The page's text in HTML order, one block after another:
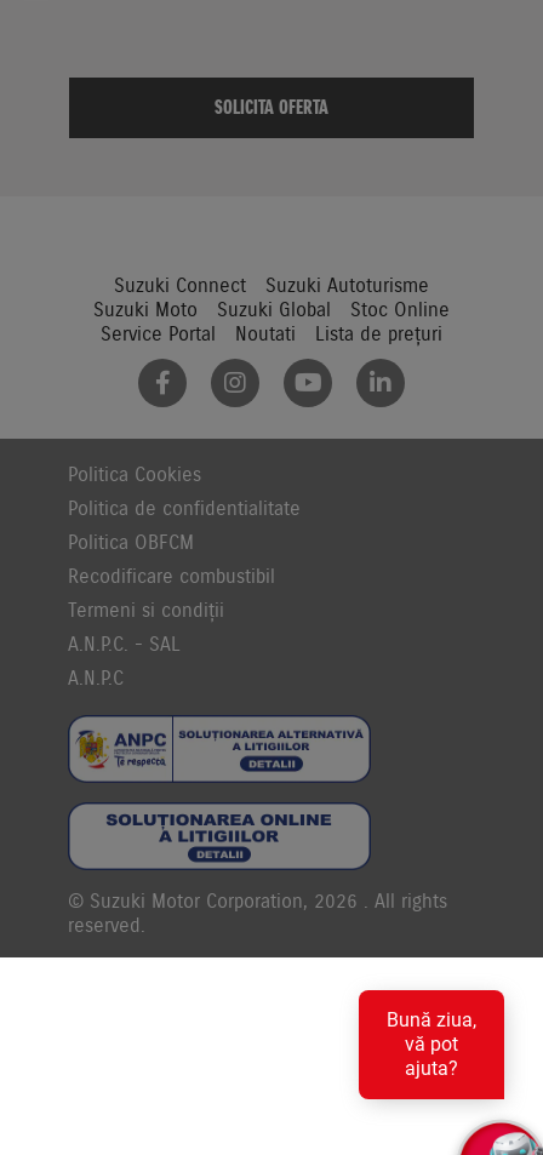
Suzuki Connect
Suzuki Autoturisme
Suzuki Moto
Suzuki Global
Stoc Online
Service Portal
Noutati Lista de prețuri
Politica Cookies
Politica de confidentialitate
Politica OBFCM
Recodificare combustibil
Termeni si condiții
A.N.P.C. - SAL
A.N.P.C
© Suzuki Motor Corporation, 2026 . All rights
reserved.
Bună ziua,
vă pot
ajuta?